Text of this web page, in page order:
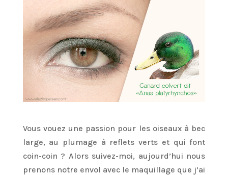
Vous vouez une passion pour les oiseaux à bec
large, au plumage à reflets verts et qui font
coin-coin ? Alors suivez-moi, aujourd’hui nous
prenons notre envol avec le maquillage que j’ai